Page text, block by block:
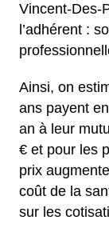
Vincent-Des-
l’adhérent :
Ainsi, on
ans payent
an à leur
€ et pour les
prix
coût de la
sur les